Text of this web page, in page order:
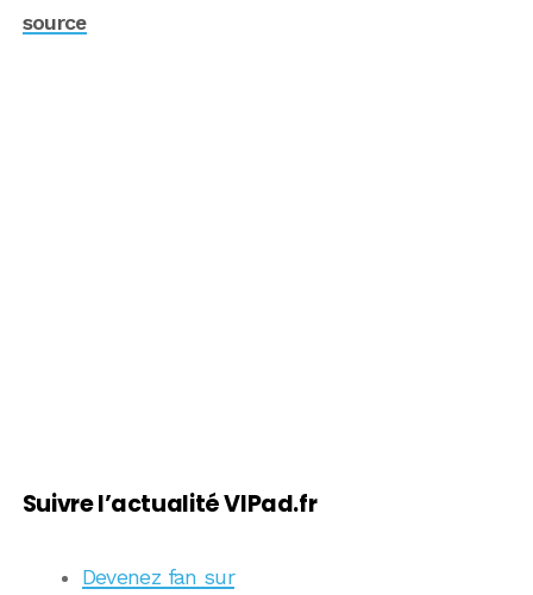
source
Suivre l’actualité VIPad.fr
Devenez fan sur